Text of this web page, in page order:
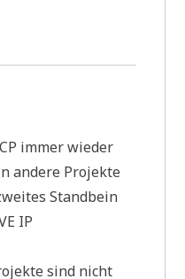
immer wieder
andere Projekte
Standbein
IP
sind nicht